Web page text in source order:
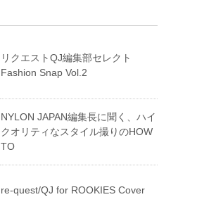
リクエストQJ編集部セレクト
Fashion Snap Vol.2
NYLON JAPAN編集長に聞く、ハイ
クオリティなスタイル撮りのHOW
TO
re-quest/QJ for ROOKIES Cover